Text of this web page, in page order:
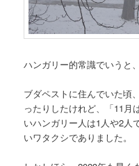
ハンガリー的常識でいうと
ブダペストに住んでいた頃
ったりしたけれど、「11月
いハンガリー人は1人や2
いワタクシでありました。